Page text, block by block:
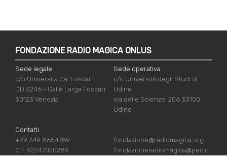
FONDAZIONE RADIO MAGICA ONLUS
Sede legale
c/o Università Ca' Foscari
DD 3246 - Calle Larga Foscari
30123 Venezia
Sede operativa
c/o Università degli Studi di
Udine
via delle Scienze, 206 33100
Udine
Contatti
+39 349 8654789
C.F. 92247020289
fondazione@radiomagica.org
fondazioneradiomagica@pec.it